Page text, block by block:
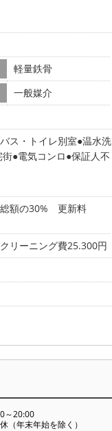
軽量鉄骨
一般媒介
バス・トイレ別室 温水洗
街 電気コンロ 保証人不
額の30% 更新料
リーニング費25.300円
～20:00
（年末年始を除く）